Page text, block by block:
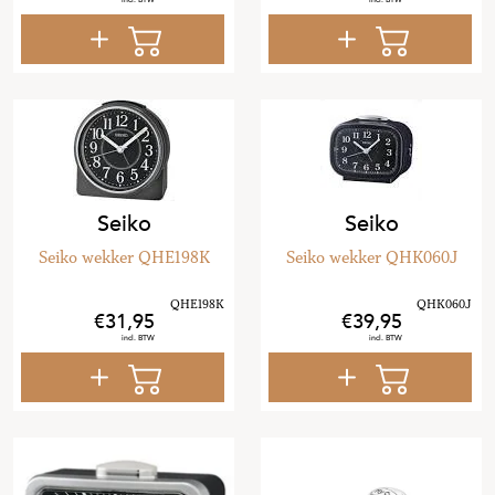
Seiko
Seiko wekker QHE198K
31,95
Seiko
Seiko wekker QHK060J
39,95